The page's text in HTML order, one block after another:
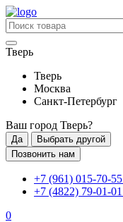
Тверь
Тверь
Москва
Санкт-Петербург
Ваш город Тверь?
Да
Выбрать другой
Позвонить нам
+7 (961) 015-70-55
+7 (4822) 79-01-01
0